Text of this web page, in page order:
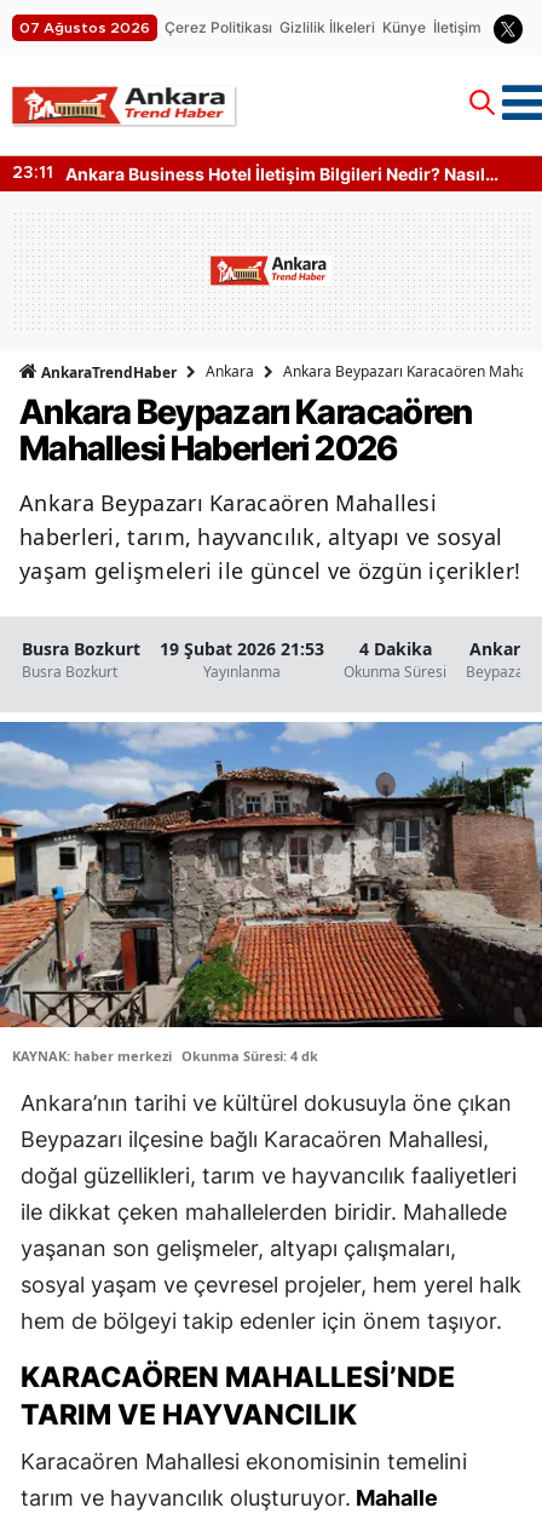
07 Ağustos 2026 Çerez Politikası Gizlilik İlkeleri Künye İletişim
23:11
Ankara Business Hotel İletişim Bilgileri Nedir? Nasıl
AnkaraTrendHaber Ankara Ankara Beypazarı Karacaören
Ankara Beypazarı Karacaören
Mahallesi Haberleri 2026
Ankara Beypazarı Karacaören Mahallesi
haberleri, tarım, hayvancılık, altyapı ve sosyal
yaşam gelişmeleri ile güncel ve özgün içerikler!
Busra Bozkurt
Busra Bozkurt
19 Şubat 2026 21:53
Yayınlanma
4 Dakika
Okunma Süresi
Ankara
Beypazarı
KAYNAK: haber merkezi Okunma Süresi: 4 dk
Ankara’nın tarihi ve kültürel dokusuyla öne çıkan
Beypazarı ilçesine bağlı Karacaören Mahallesi,
doğal güzellikleri, tarım ve hayvancılık faaliyetleri
ile dikkat çeken mahallelerden biridir. Mahallede
yaşanan son gelişmeler, altyapı çalışmaları,
sosyal yaşam ve çevresel projeler, hem yerel halk
hem de bölgeyi takip edenler için önem taşıyor.
KARACAÖREN MAHALLESI’NDE
TARIM VE HAYVANCILIK
Karacaören Mahallesi ekonomisinin temelini
tarım ve hayvancılık oluşturuyor. Mahalle